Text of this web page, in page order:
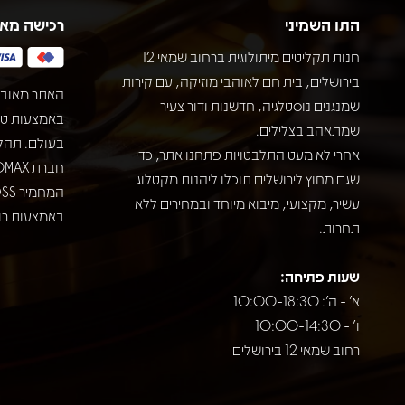
התו השמיני
חנות תקליטים מיתולוגית ברחוב שמאי 12
בירושלים, בית חם לאוהבי מוזיקה, עם קירות
שמנגנים נוסטלגיה, חדשנות ודור צעיר
שמתאהב בצלילים.
אחרי לא מעט התלבטויות פתחנו אתר, כדי
שגם מחוץ לירושלים תוכלו ליהנות מקטלוג
עשיר, מקצועי, מיבוא מיוחד ובמחירים ללא
תחרות.
שעות פתיחה:
א' - ה': 10:00-18:30
ו' - 10:00-14:30
רחוב שמאי 12 בירושלים
רכישה
האתר
בעולם.
באמצעות